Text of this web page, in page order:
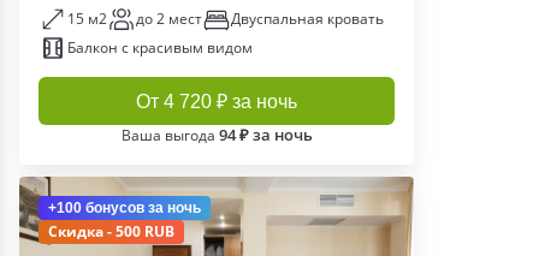
15 м2 до 2 мест
Двуспальная кровать
Балкон с красивым видом
От 4 720 ₽ за ночь
Ваша выгода 94 ₽ за ночь
+100 бонусов за ночь
Скидка - 500 RUB